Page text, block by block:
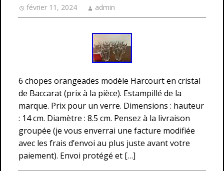
février 11, 2024 admin
6 chopes orangeades modèle Harcourt en cristal
de Baccarat (prix à la pièce). Estampillé de la
marque. Prix pour un verre. Dimensions : hauteur
: 14 cm. Diamètre : 8.5 cm. Pensez à la livraison
groupée (je vous enverrai une facture modifiée
avec les frais d’envoi au plus juste avant votre
paiement). Envoi protégé et […]